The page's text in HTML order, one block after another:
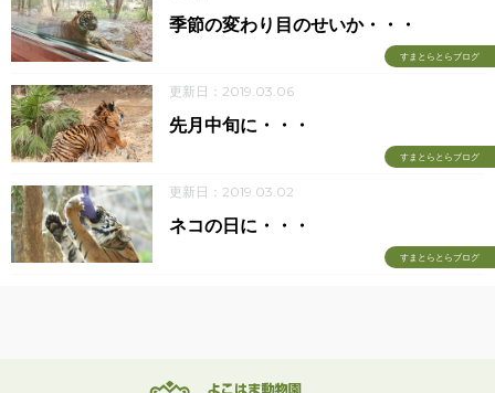
すまとらとらブログ
季節の変わり目のせいか・・・
更新日：2019.03.06
すまとらとらブログ
先月中旬に・・・
更新日：2019.03.02
すまとらとらブログ
ネコの日に・・・